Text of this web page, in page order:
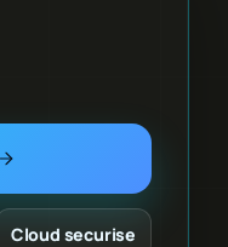
Cloud securise